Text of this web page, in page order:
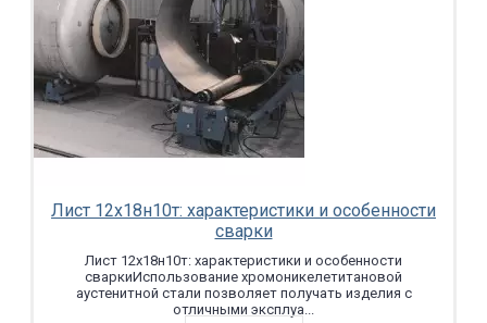
Лист 12х18н10т: характеристики и особенности
сварки
Лист 12х18н10т: характеристики и особенности
сваркиИспользование хромоникелетитановой
аустенитной стали позволяет получать изделия с
отличными эксплуа...